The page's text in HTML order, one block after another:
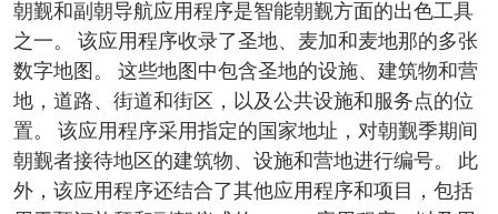
朝觐和副朝导航应用程序是智能朝觐方面的出色工具
之一。 该应用程序收录了圣地、麦加和麦地那的多张
数字地图。 这些地图中包含圣地的设施、建筑物和营
地，道路、街道和街区，以及公共设施和服务点的位
置。 该应用程序采用指定的国家地址，对朝觐季期间
朝觐者接待地区的建筑物、设施和营地进行编号。 此
外，该应用程序还结合了其他应用程序和项目，包括